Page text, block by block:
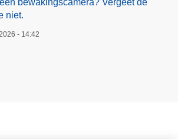
bewakingscamera? Vergeet de
niet.
- 14:42